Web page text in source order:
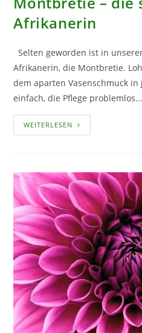
Afrikanerin
Selten geworden ist in
Afrikanerin, die Montbretie.
dem aparten Vasenschmuck
einfach, die Pflege
WEITERLESEN MONTBRETIE
–